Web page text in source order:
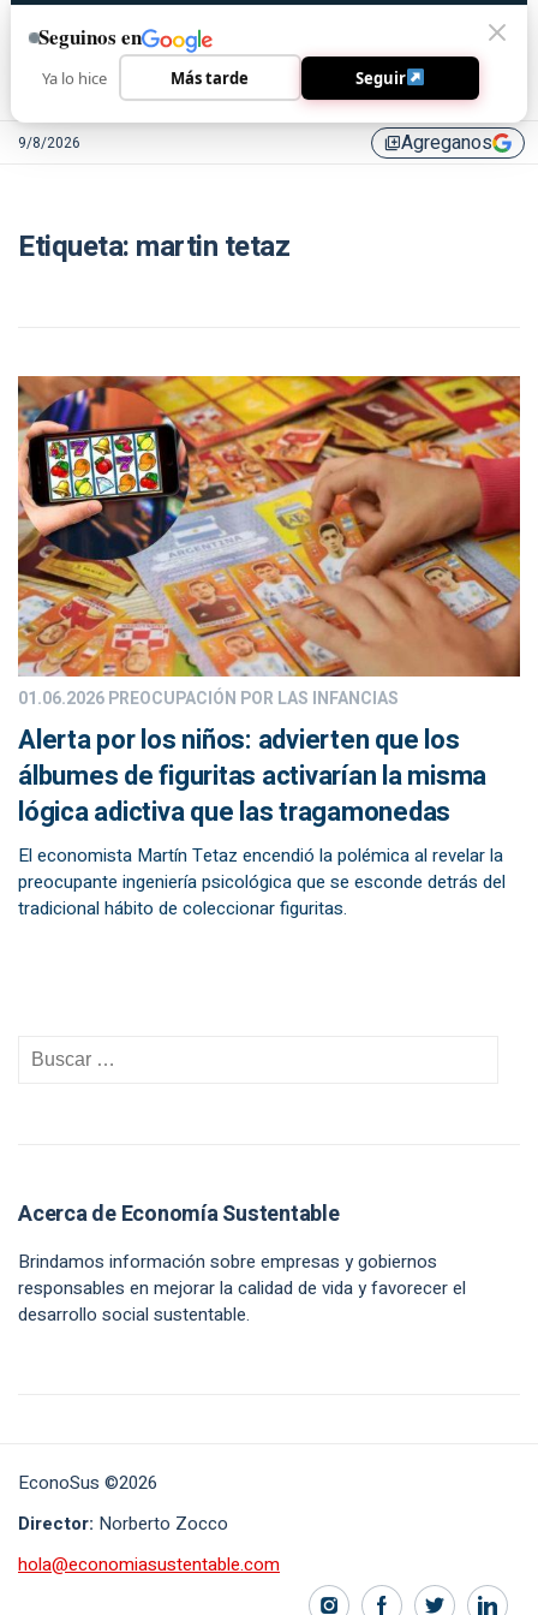
9/8/2026 library_addAgreganos
Etiqueta: martin tetaz
01.06.2026PREOCUPACIÓN POR LAS INFANCIAS
Alerta por los niños: advierten que los
álbumes de figuritas activarían la misma
lógica adictiva que las tragamonedas
El economista Martín Tetaz encendió la polémica al revelar la
preocupante ingeniería psicológica que se esconde detrás del
tradicional hábito de coleccionar figuritas.
Acerca de Economía Sustentable
Brindamos información sobre empresas y gobiernos
responsables en mejorar la calidad de vida y favorecer el
desarrollo social sustentable.
EconoSus ©2026
Director: Norberto Zocco
hola@economiasustentable.com
Seguinos en
Ya lo hice Más tarde Seguir